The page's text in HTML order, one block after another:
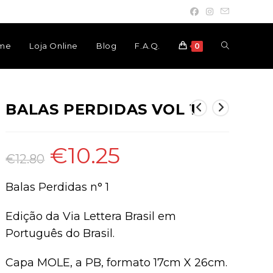
Loja Online Blog F.A.Q. 0 Toggle
BALAS PERDIDAS VOL 1
€12.80
O
preço
original
€12.80.
€10.25
Balas Perdidas n° 1
Edição da Via Lettera Brasil em
Português do Brasil.
Capa MOLE, a PB, formato 17cm X 26cm.